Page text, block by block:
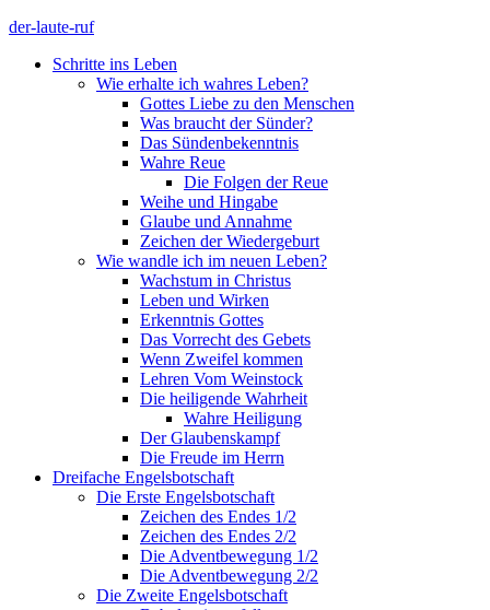
der-laute-ruf
Schritte ins Leben
Wie erhalte ich wahres Leben?
Gottes Liebe zu den Menschen
Was braucht der Sünder?
Das Sündenbekenntnis
Wahre Reue
Die Folgen der Reue
Weihe und Hingabe
Glaube und Annahme
Zeichen der Wiedergeburt
Wie wandle ich im neuen Leben?
Wachstum in Christus
Leben und Wirken
Erkenntnis Gottes
Das Vorrecht des Gebets
Wenn Zweifel kommen
Lehren Vom Weinstock
Die heiligende Wahrheit
Wahre Heiligung
Der Glaubenskampf
Die Freude im Herrn
Dreifache Engelsbotschaft
Die Erste Engelsbotschaft
Zeichen des Endes 1/2
Zeichen des Endes 2/2
Die Adventbewegung 1/2
Die Adventbewegung 2/2
Die Zweite Engelsbotschaft